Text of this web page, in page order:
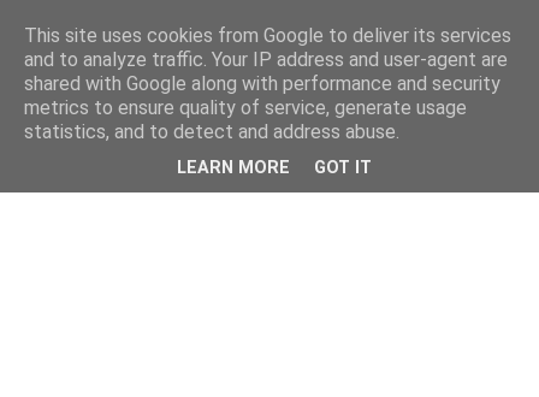
This site uses cookies from Google to deliver its services
and to analyze traffic. Your IP address and user-agent are
shared with Google along with performance and security
metrics to ensure quality of service, generate usage
statistics, and to detect and address abuse.
LEARN MORE GOT IT